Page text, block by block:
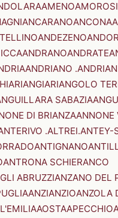
AMENOAMOROSI
ANCARANOANCONA
ANDEZENO
ANDRANOANDRATE
ANDRIANO
ANGIARIANGOLO
SABAZIA
DI BRIANZAANNONE
.ALTREI.ANTEY-
ANTIGNANO
ANTRONA SCHIERANCO
ABRUZZIANZANO DEL
ANZIANZIOANZOLA
AOSTAAPECCHIO